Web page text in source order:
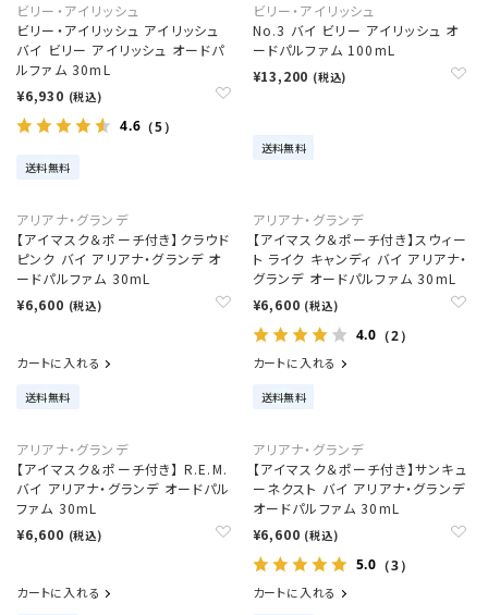
ビリー・アイリッシュ
ビリー・アイリッシュ アイリッシュ
バイ ビリー アイリッシュ オードパ
ルファム 30mL
¥6,930 (税込)
4.6 （5）
送料無料
ビリー・アイリッシュ
No.3 バイ ビリー アイリッシュ オ
ードパルファム 100mL
¥13,200 (税込)
送料無料
アリアナ・グランデ
【アイマスク＆ポーチ付き】クラウド
ピンク バイ アリアナ・グランデ オ
ードパルファム 30mL
¥6,600 (税込)
カートに入れる
送料無料
アリアナ・グランデ
【アイマスク＆ポーチ付き】スウィー
ト ライク キャンディ バイ アリアナ・
グランデ オードパルファム 30mL
¥6,600 (税込)
4.0 （2）
カートに入れる
送料無料
アリアナ・グランデ
【アイマスク＆ポーチ付き】 R.E.M.
バイ アリアナ・グランデ オードパル
ファム 30mL
¥6,600 (税込)
カートに入れる
アリアナ・グランデ
【アイマスク＆ポーチ付き】サンキュ
ーネクスト バイ アリアナ・グランデ
オードパルファム 30mL
¥6,600 (税込)
5.0 （3）
カートに入れる